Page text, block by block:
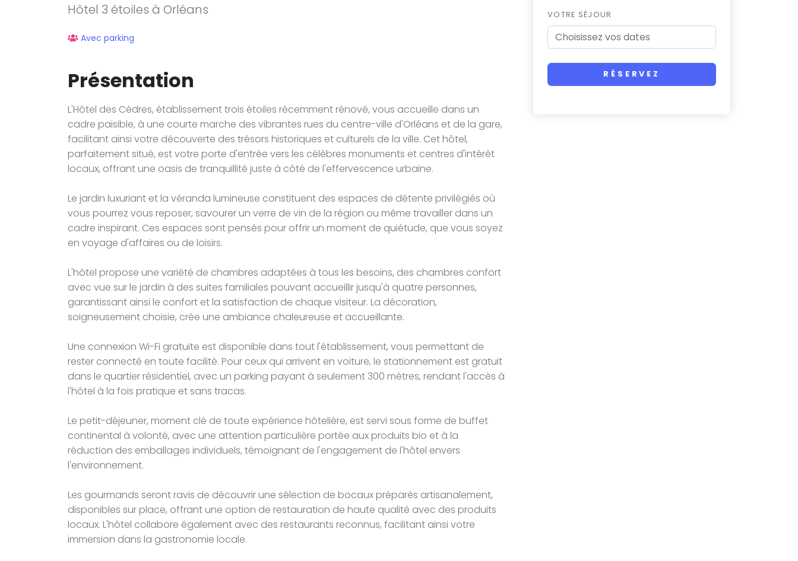
Hôtel 3 étoiles à Orléans
Avec parking
Présentation
L'Hôtel des Cèdres, établissement trois étoiles récemment rénové, vous accueille dans un
cadre paisible, à une courte marche des vibrantes rues du centre-ville d'Orléans et de la gare,
facilitant ainsi votre découverte des trésors historiques et culturels de la ville. Cet hôtel,
parfaitement situé, est votre porte d'entrée vers les célèbres monuments et centres d'intérêt
locaux, offrant une oasis de tranquillité juste à côté de l'effervescence urbaine.
Le jardin luxuriant et la véranda lumineuse constituent des espaces de détente privilégiés où
vous pourrez vous reposer, savourer un verre de vin de la région ou même travailler dans un
cadre inspirant. Ces espaces sont pensés pour offrir un moment de quiétude, que vous soyez
en voyage d'affaires ou de loisirs.
L'hôtel propose une variété de chambres adaptées à tous les besoins, des chambres confort
avec vue sur le jardin à des suites familiales pouvant accueillir jusqu'à quatre personnes,
garantissant ainsi le confort et la satisfaction de chaque visiteur. La décoration,
soigneusement choisie, crée une ambiance chaleureuse et accueillante.
Une connexion Wi-Fi gratuite est disponible dans tout l'établissement, vous permettant de
rester connecté en toute facilité. Pour ceux qui arrivent en voiture, le stationnement est gratuit
dans le quartier résidentiel, avec un parking payant à seulement 300 mètres, rendant l'accès à
l'hôtel à la fois pratique et sans tracas.
Le petit-déjeuner, moment clé de toute expérience hôtelière, est servi sous forme de buffet
continental à volonté, avec une attention particulière portée aux produits bio et à la
réduction des emballages individuels, témoignant de l'engagement de l'hôtel envers
l'environnement.
Les gourmands seront ravis de découvrir une sélection de bocaux préparés artisanalement,
disponibles sur place, offrant une option de restauration de haute qualité avec des produits
locaux. L'hôtel collabore également avec des restaurants reconnus, facilitant ainsi votre
immersion dans la gastronomie locale.
VOTRE SÉJOUR
RÉSERVEZ